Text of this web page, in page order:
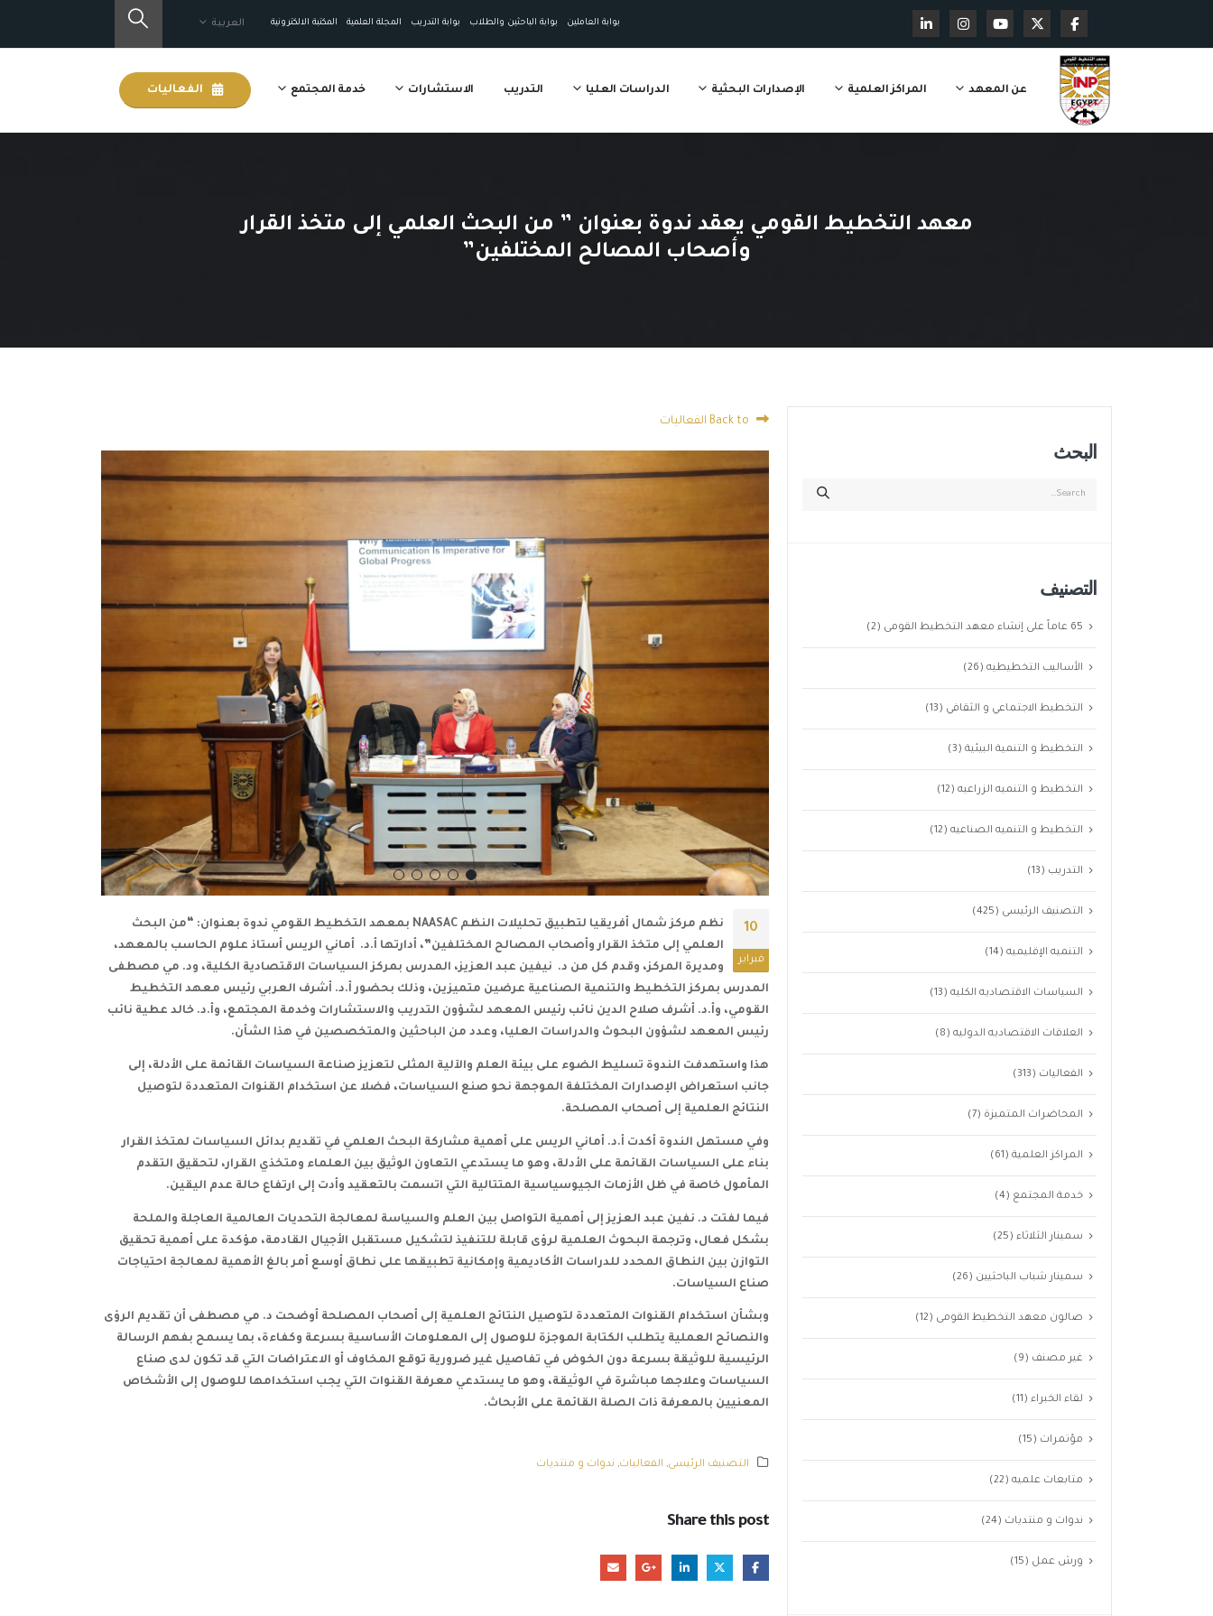
بوابة العاملين بوابة الباحثين والطلاب بوابة التدريب المجلة العلمية المكتبة الالكترونية العربية
عن المعهد المراكز العلمية الإصدارات البحثية الدراسات العليا التدريب الاستشارات خدمة المجتمع الفعاليات
معهد التخطيط القومي يعقد ندوة بعنوان ” من البحث العلمي إلى متخذ القرار
وأصحاب المصالح المختلفين”
10
فبراير
نظم مركز شمال أفريقيا لتطبيق تحليلات النظم NAASAC بمعهد التخطيط القومي ندوة بعنوان: “من البحث
العلمي إلى متخذ القرار وأصحاب المصالح المختلفين”، أدارتها أ.د. أماني الريس أستاذ علوم الحاسب بالمعهد،
ومديرة المركز، وقدم كل من د. نيفين عبد العزيز، المدرس بمركز السياسات الاقتصادية الكلية، ود. مي مصطفى
المدرس بمركز التخطيط والتنمية الصناعية عرضين متميزين، وذلك بحضور أ.د. أشرف العربي رئيس معهد التخطيط
القومي، وأ.د. أشرف صلاح الدين نائب رئيس المعهد لشؤون التدريب والاستشارات وخدمة المجتمع، وأ.د. خالد عطية نائب
رئيس المعهد لشؤون البحوث والدراسات العليا، وعدد من الباحثين والمتخصصين في هذا الشأن.
هذا واستهدفت الندوة تسليط الضوء على بيئة العلم والآلية المثلى لتعزيز صناعة السياسات القائمة على الأدلة، إلى
جانب استعراض الإصدارات المختلفة الموجهة نحو صنع السياسات، فضلا عن استخدام القنوات المتعددة لتوصيل
النتائج العلمية إلى أصحاب المصلحة.
وفي مستهل الندوة أكدت أ.د. أماني الريس على أهمية مشاركة البحث العلمي في تقديم بدائل السياسات لمتخذ القرار
بناء على السياسات القائمة على الأدلة، وهو ما يستدعي التعاون الوثيق بين العلماء ومتخذي القرار، لتحقيق التقدم
المأمول خاصة في ظل الأزمات الجيوسياسية المتتالية التي اتسمت بالتعقيد وأدت إلى ارتفاع حالة عدم اليقين.
فيما لفتت د. نفين عبد العزيز إلى أهمية التواصل بين العلم والسياسة لمعالجة التحديات العالمية العاجلة والملحة
بشكل فعال، وترجمة البحوث العلمية لرؤى قابلة للتنفيذ لتشكيل مستقبل الأجيال القادمة، مؤكدة على أهمية تحقيق
التوازن بين النطاق المحدد للدراسات الأكاديمية وإمكانية تطبيقها على نطاق أوسع أمر بالغ الأهمية لمعالجة احتياجات
صناع السياسات.
وبشأن استخدام القنوات المتعددة لتوصيل النتائج العلمية إلى أصحاب المصلحة أوضحت د. مي مصطفى أن تقديم الرؤى
والنصائح العملية يتطلب الكتابة الموجزة للوصول إلى المعلومات الأساسية بسرعة وكفاءة، بما يسمح بفهم الرسالة
الرئيسية للوثيقة بسرعة دون الخوض في تفاصيل غير ضرورية توقع المخاوف أو الاعتراضات التي قد تكون لدى صناع
السياسات وعلاجها مباشرة في الوثيقة، وهو ما يستدعي معرفة القنوات التي يجب استخدامها للوصول إلى الأشخاص
المعنيين بالمعرفة ذات الصلة القائمة على الأبحاث.
التصنيف الرئيسى, الفعاليات, ندوات و منتديات
Share this post
البحث
التصنيف
65 عاماً على إنشاء معهد التخطيط القومى (2)
الأساليب التخطيطيه (26)
التخطيط الاجتماعي و الثقافي (13)
التخطيط و التنمية البيئية (3)
التخطيط و التنميه الزراعيه (12)
التخطيط و التنميه الصناعيه (12)
التدريب (13)
التصنيف الرئيسى (425)
التنميه الإقليميه (14)
السياسات الاقتصاديه الكليه (13)
العلاقات الاقتصاديه الدوليه (8)
الفعاليات (313)
المحاضرات المتميزة (7)
المراكز العلمية (61)
خدمة المجتمع (4)
سمينار الثلاثاء (25)
سمينار شباب الباحثيين (26)
صالون معهد التخطيط القومى (12)
غير مصنف (9)
لقاء الخبراء (11)
مؤتمرات (15)
متابعات علميه (22)
ندوات و منتديات (24)
ورش عمل (15)